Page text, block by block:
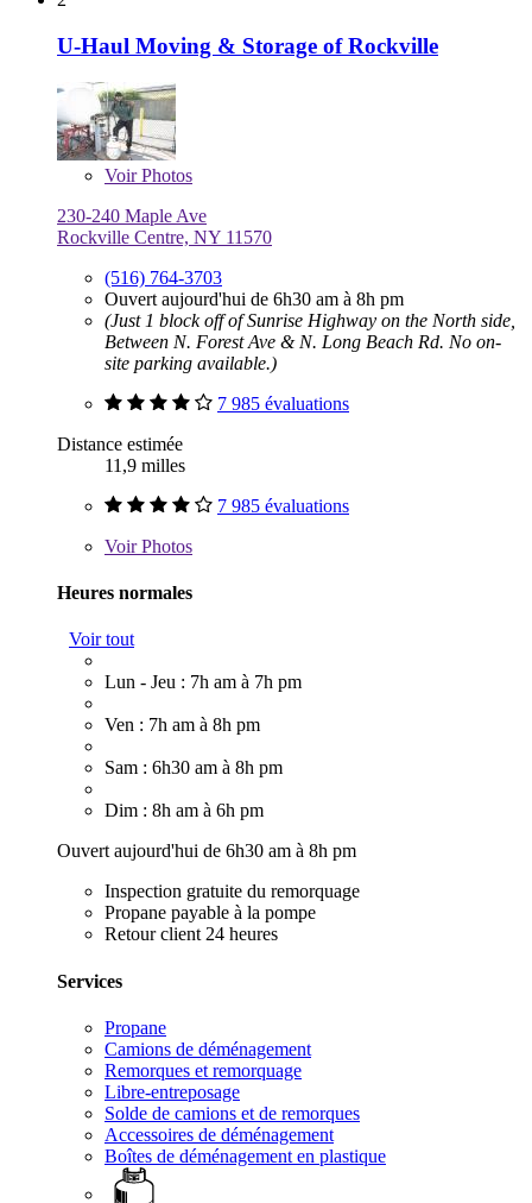
U-Haul Moving & Storage of Rockville
VoirPhotos
230-240 Maple Ave
Rockville Centre, NY 11570
(516) 764-3703
Ouvert aujourd'hui de 6h30 am à 8h pm
(Just 1 block off of Sunrise Highway on the North side,
Between N. Forest Ave & N. Long Beach Rd. No on-
site parking available.)
7 985 évaluations
Distance estimée
11,9 milles
7 985 évaluations
VoirPhotos
Heures normales
Voir tout
Lun - Jeu : 7h am à 7h pm
Ven : 7h am à 8h pm
Sam : 6h30 am à 8h pm
Dim : 8h am à 6h pm
Ouvert aujourd'hui de 6h30 am à 8h pm
Inspection gratuite du remorquage
Propane payable à la pompe
Retour client 24 heures
Services
Propane
Camions de déménagement
Remorques et remorquage
Libre-entreposage
Solde de camions et de remorques
Accessoires de déménagement
Boîtes de déménagement en plastique